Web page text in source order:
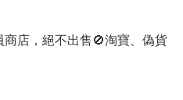
店，絕不出售🚫淘寶、偽貨